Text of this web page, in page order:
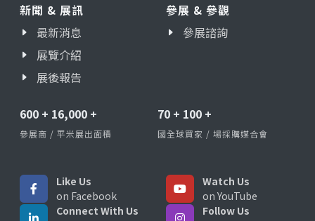
新聞 & 展訊
最新消息
展覽介紹
展後報告
參展 & 參觀
參展諮詢
600 + 16,000 +
參展商 / 平米展出面積
70 + 100 +
國全球買家 / 場採購媒合會
Like Us
on Facebook
Watch Us
on YouTube
Connect With Us
Follow Us